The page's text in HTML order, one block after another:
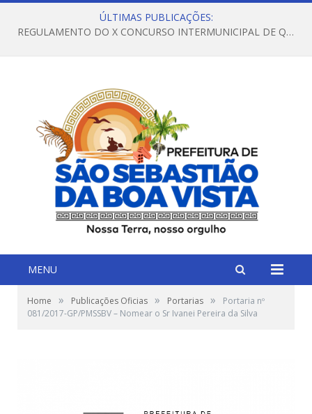
ÚLTIMAS PUBLICAÇÕES:
REGULAMENTO DO X CONCURSO INTERMUNICIPAL DE QUADRILHAS JUNINAS – 2026 – ARRAIÁ DA VENEZA
MENU
Home » Publicações Oficias » Portarias »
Portaria nº
081/2017-GP/PMSSBV – Nomear o Sr Ivanei Pereira da Silva